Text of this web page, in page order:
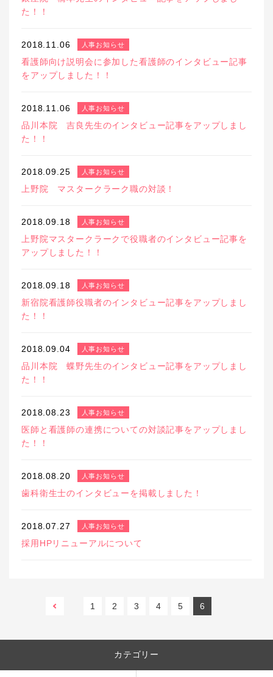
た！！
2018.11.06 人事お知らせ
看護師向け説明会に参加した看護師のインタビュー記事
をアップしました！！
2018.11.06 人事お知らせ
品川本院 吉良先生のインタビュー記事をアップしまし
た！！
2018.09.25 人事お知らせ
上野院 マスタークラーク職の対談！
2018.09.18 人事お知らせ
上野院マスタークラークで役職者のインタビュー記事を
アップしました！！
2018.09.18 人事お知らせ
新宿院看護師役職者のインタビュー記事をアップしまし
た！！
2018.09.04 人事お知らせ
品川本院 蝶野先生のインタビュー記事をアップしまし
た！！
2018.08.23 人事お知らせ
医師と看護師の連携についての対談記事をアップしまし
た！！
2018.08.20 人事お知らせ
歯科衛生士のインタビューを掲載しました！
2018.07.27 人事お知らせ
採用HPリニューアルについて
1 2 3 4 5 6
カテゴリー